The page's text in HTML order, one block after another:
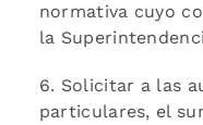
normativa cuyo
la
6. Solicitar a las
particulares, el